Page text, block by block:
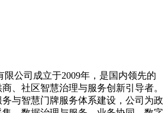
限公司成立于2009年，是国内领先的
、社区智慧治理与服务创新引导者。
与智慧门牌服务体系建设，公司为政